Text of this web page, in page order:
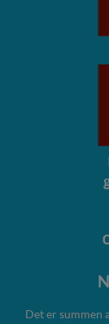
Det er summen